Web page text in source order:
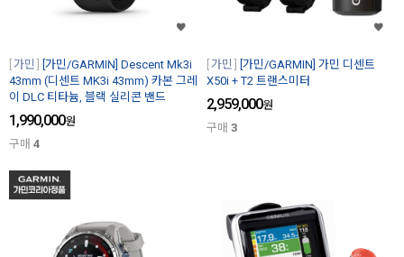
가민
[가민/GARMIN] Descent Mk3i
43mm (디센트 MK3i 43mm) 카본 그레
이 DLC 티타늄, 블랙 실리콘 밴드
1,990,000원
구매 4
가민
[가민/GARMIN] 가민 디센트
X50i + T2 트랜스미터
2,959,000원
구매 3